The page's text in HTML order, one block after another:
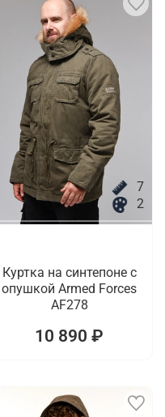
7
2
Куртка на синтепоне с
опушкой Armed Forces
AF278
10 890 ₽